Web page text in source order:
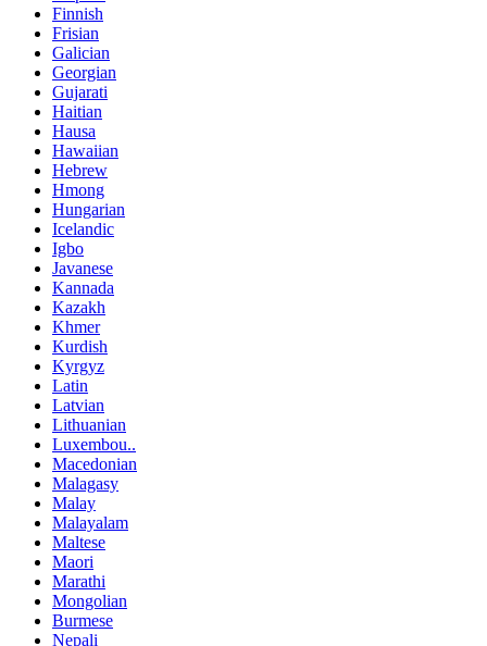
Finnish
Frisian
Galician
Georgian
Gujarati
Haitian
Hausa
Hawaiian
Hebrew
Hmong
Hungarian
Icelandic
Igbo
Javanese
Kannada
Kazakh
Khmer
Kurdish
Kyrgyz
Latin
Latvian
Lithuanian
Luxembou..
Macedonian
Malagasy
Malay
Malayalam
Maltese
Maori
Marathi
Mongolian
Burmese
Nepali